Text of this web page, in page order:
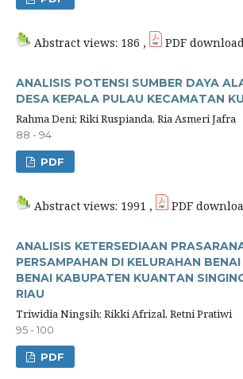
Abstract views: 186 , PDF
ANALISIS POTENSI SUMBER DAYA
DESA KEPALA PULAU KECAMATAN
Rahma Deni; Riki Ruspianda, Ria Asmeri Jafra
88 - 94
PDF
Abstract views: 1991 , PDF
ANALISIS KETERSEDIAAN
PERSAMPAHAN DI KELURAHAN
BENAI KABUPATEN KUANTAN
RIAU
Triwidia Ningsih; Rikki Afrizal, Retni Pratiwi
95 - 100
PDF